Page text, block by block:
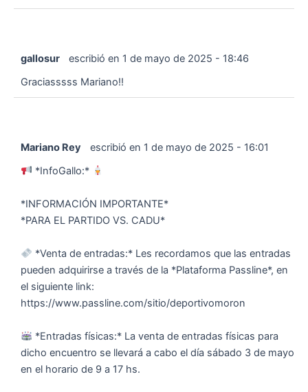
gallosur escribió en 1 de mayo de 2025 - 18:46
Graciasssss Mariano!!
Mariano Rey escribió en 1 de mayo de 2025 - 16:01
*InfoGallo:*
*INFORMACIÓN IMPORTANTE*
*PARA EL PARTIDO VS. CADU*
*Venta de entradas:* Les recordamos que las entradas
pueden adquirirse a través de la *Plataforma Passline*, en
el siguiente link:
https://www.passline.com/sitio/deportivomoron
*Entradas físicas:* La venta de entradas físicas para
dicho encuentro se llevará a cabo el día sábado 3 de mayo
en el horario de 9 a 17 hs.